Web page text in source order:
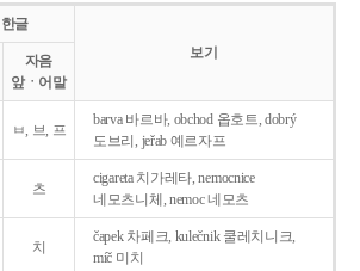
한글
보기
자음
앞ㆍ어말
ㅂ, 브, 프
barva 바르바, obchod 옵호트, dobrý
도브리, jeřab 예르자프
츠
cigareta 치가레타, nemocnice
네모츠니체, nemoc 네모츠
치
čapek 차페크, kulečnik 쿨레치니크,
míč 미치